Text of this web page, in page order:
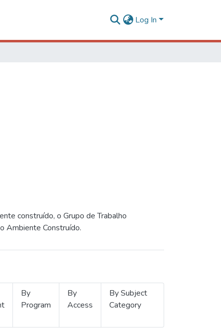
Log In
construído, o Grupo de Trabalho
Ambiente Construído.
By
Program
By
Access
By Subject
Category